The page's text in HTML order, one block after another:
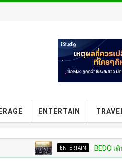
ENTERTAIN
ENTERTAIN BEDO เดินหน้าจัดกิจ